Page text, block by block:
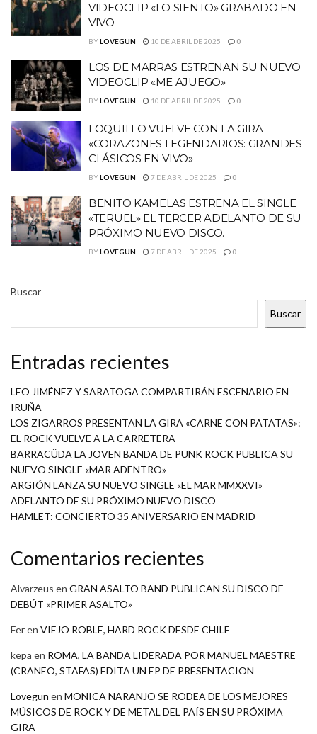
VIDEOCLIP «LO SIENTO» GRABADO EN
VIVO
BYLOVEGUN 10 DE ABRIL DE 2025 0
LOS DE MARRAS ESTRENAN SU NUEVO
VIDEOCLIP «ME AJUEGO»
BYLOVEGUN 10 DE ABRIL DE 2025 0
LOQUILLO VUELVE CON LA GIRA
«CORAZONES LEGENDARIOS: GRANDES
CLÁSICOS EN VIVO»
BYLOVEGUN 7 DE ABRIL DE 2025 0
BENITO KAMELAS ESTRENA EL SINGLE
«TERUEL» EL TERCER ADELANTO DE SU
PRÓXIMO NUEVO DISCO.
BYLOVEGUN 7 DE ABRIL DE 2025 0
Buscar
Buscar
Entradas recientes
LEO JIMÉNEZ Y SARATOGA COMPARTIRÁN ESCENARIO EN
IRUÑA
LOS ZIGARROS PRESENTAN LA GIRA «CARNE CON PATATAS»:
EL ROCK VUELVE A LA CARRETERA
BARRACÜDA LA JOVEN BANDA DE PUNK ROCK PUBLICA SU
NUEVO SINGLE «MAR ADENTRO»
ARGIÓN LANZA SU NUEVO SINGLE «EL MAR MMXXVI»
ADELANTO DE SU PRÓXIMO NUEVO DISCO
HAMLET: CONCIERTO 35 ANIVERSARIO EN MADRID
Comentarios recientes
Alvarzeus en GRAN ASALTO BAND PUBLICAN SU DISCO DE
DEBÚT «PRIMER ASALTO»
Feren VIEJO ROBLE, HARD ROCK DESDE CHILE
kepa en ROMA, LA BANDA LIDERADA POR MANUEL MAESTRE
(CRANEO, STAFAS) EDITA UN EP DE PRESENTACION
Lovegun en MONICA NARANJO SE RODEA DE LOS MEJORES
MÚSICOS DE ROCK Y DE METAL DEL PAÍS EN SU PRÓXIMA
GIRA